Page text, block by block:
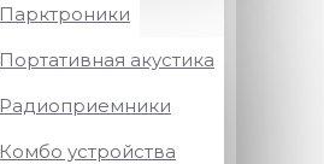
Парктроники
Портативная акустика
Радиоприемники
Комбо устройства